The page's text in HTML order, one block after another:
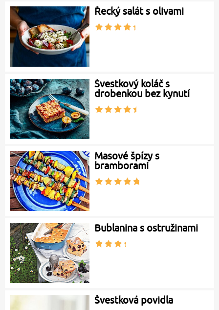
Řecký salát s olivami
Švestkový koláč s
drobenkou bez kynutí
Masové špízy s
bramborami
Bublanina s ostružinami
Švestková povidla